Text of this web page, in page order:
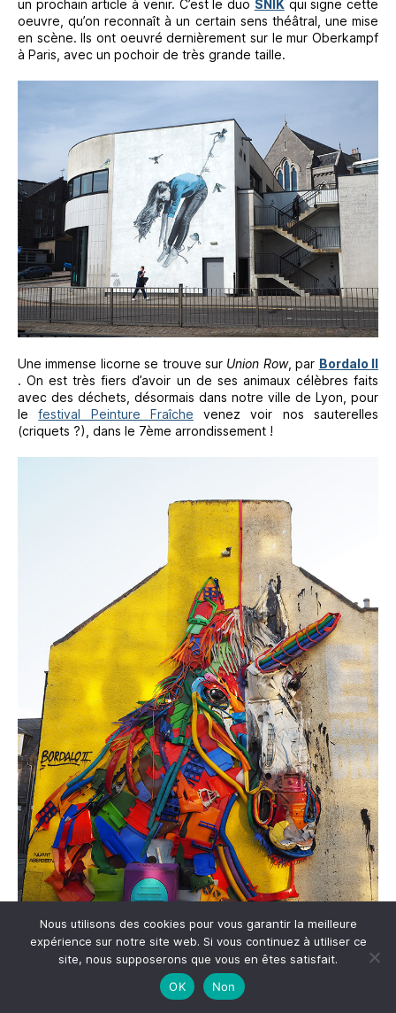
un prochain article à venir. C’est le duo SNIKqui signe cette
oeuvre, qu’on reconnaît à un certain sens théâtral, une mise
en scène. Ils ont oeuvré dernièrement sur le mur Oberkampf
à Paris, avec un pochoir de très grande taille.
Une immense licorne se trouve sur Union Row, par Bordalo II
. On est très fiers d’avoir un de ses animaux célèbres faits
avec des déchets, désormais dans notre ville de Lyon, pour
lefestival Peinture Fraîche venez voir nos sauterelles
(criquets ?), dans le 7ème arrondissement !
Nous utilisons des cookies pour vous garantir la meilleure
expérience sur notre site web. Si vous continuez à utiliser ce
site, nous supposerons que vous en êtes satisfait.
OK
Non